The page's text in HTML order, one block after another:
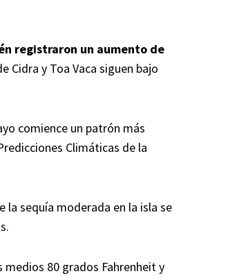
registraron un aumento de
Cidra y Toa Vaca siguen bajo
comience un patrón más
Climáticas de la
la sequía moderada en la isla se
80 grados Fahrenheit y